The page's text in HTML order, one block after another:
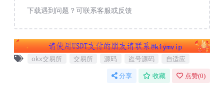
下载遇到问题？可联系客服或反馈
okx交易所 交易所 源码 盗号源码 自适应
分享 收藏 点赞(0)